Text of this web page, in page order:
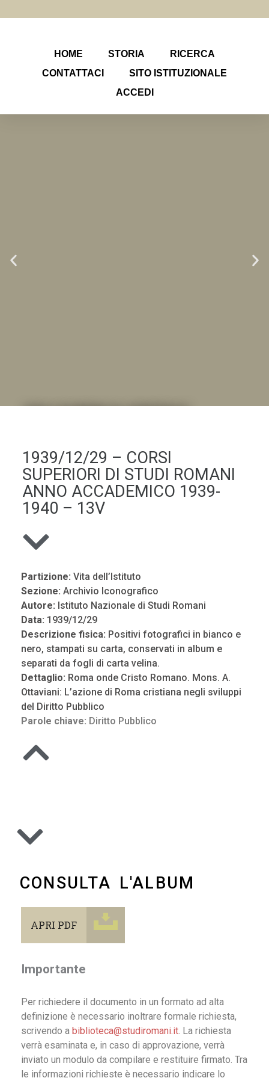
HOME STORIA
RICERCA
CONTATTACI
SITO ISTITUZIONALE
ACCEDI
1939/12/29 – CORSI
SUPERIORI DI STUDI ROMANI
ANNO ACCADEMICO 1939-
1940 – 13V
Partizione: Vita dell’Istituto
Sezione: Archivio Iconografico
Autore: Istituto Nazionale di Studi Romani
Data: 1939/12/29
Descrizione fisica: Positivi fotografici in bianco e
nero, stampati su carta, conservati in album e
separati da fogli di carta velina.
Dettaglio: Roma onde Cristo Romano. Mons. A.
Ottaviani: L’azione di Roma cristiana negli sviluppi
del Diritto Pubblico
Parole chiave: Diritto Pubblico
CONSULTA L'ALBUM
APRI PDF
Importante
Per richiedere il documento in un formato ad alta
definizione è necessario inoltrare formale richiesta,
scrivendo a biblioteca@studiromani.it. La richiesta
verrà esaminata e, in caso di approvazione, verrà
inviato un modulo da compilare e restituire firmato. Tra
le informazioni richieste è necessario indicare lo